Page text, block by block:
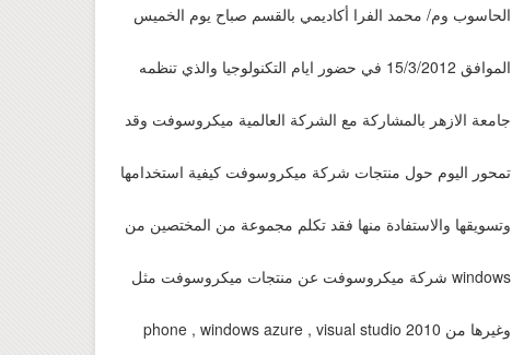
الحاسوب وم/ محمد الفرا أكاديمي بالقسم صباح يوم الخميس
الموافق 15/3/2012 في حضور ايام التكنولوجيا والذي تنظمه
جامعة الازهر بالمشاركة مع الشركة العالمية ميكروسوفت وقد
تمحور اليوم حول منتجات شركة ميكروسوفت كيفية استخدامها
وتسويقها والاستفادة منها فقد تكلم مجموعة من المختصين من
شركة ميكروسوفت عن منتجات ميكروسوفت مثل windows
phone , windows azure , visual studio 2010 وغيرها من